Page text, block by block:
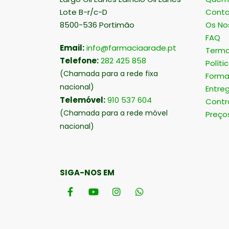
Lote B-r/c-D
8500-536 Portimão
Email:info@farmaciaarade.pt
Telefone:282 425 858
(Chamada para a rede fixa
nacional)
Telemóvel:910 537 604
(Chamada para a rede móvel
nacional)
SIGA-NOS EM
Os
FAQ